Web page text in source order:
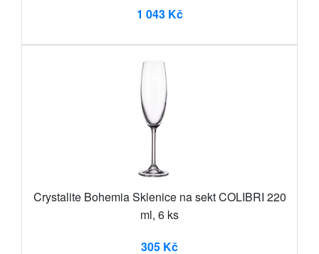
1 043 Kč
Crystalite Bohemia Sklenice na sekt COLIBRI 220
ml, 6 ks
305 Kč